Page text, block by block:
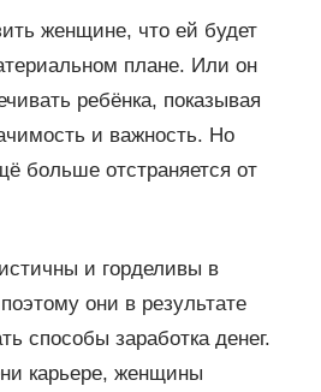
женщине, что ей будет
плане. Или он
ребёнка, показывая
и важность. Но
больше отстраняется от
и горделивы в
они в результате
способы заработка денег.
карьере, женщины